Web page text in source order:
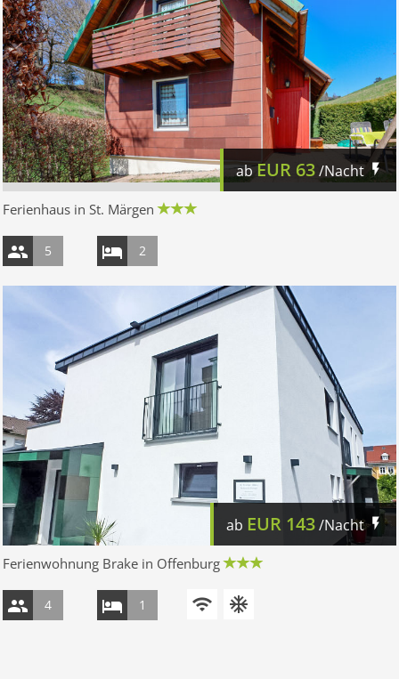
abEUR 63/Nacht
Ferienhaus in St. Märgen
5 2
ab EUR 143/Nacht
Ferienwohnung Brake in Offenburg
4 1